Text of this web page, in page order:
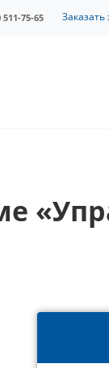
511-75-65 Заказать